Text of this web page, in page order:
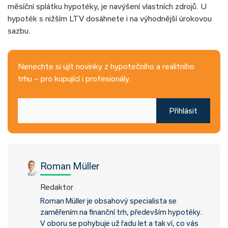
měsíční splátku hypotéky, je navýšení vlastních zdrojů. U
hypoték s nižším LTV dosáhnete i na výhodnější úrokovou
sazbu.
Nenechte si ujít novinky z hypotečního a realitního
trhu – pro kupující i profesionály.
Přihlásit
Roman Müller
Redaktor
Roman Müller je obsahový specialista se
zaměřením na finanční trh, především hypotéky.
V oboru se pohybuje už řadu let a tak ví, co vás